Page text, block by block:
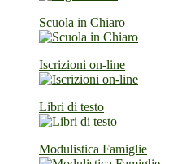
Scuola in Chiaro
Iscrizioni on-line
Libri di testo
Modulistica Famiglie